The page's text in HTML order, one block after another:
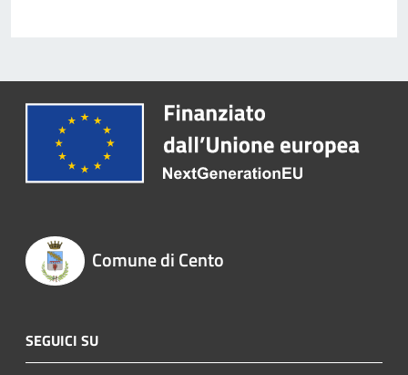
Comune di Cento
SEGUICI SU